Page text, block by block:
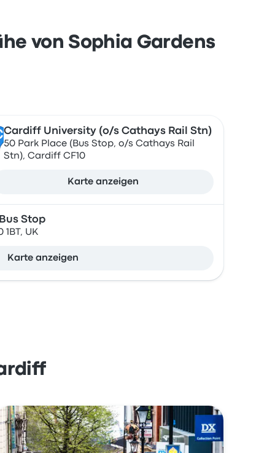
von Sophia Gardens
Cardiff University (o/s Cathays Rail Stn)
50 Park Place (Bus Stop, o/s Cathays Rail
Stn), Cardiff CF10
Karte anzeigen
Stop
UK
Karte anzeigen